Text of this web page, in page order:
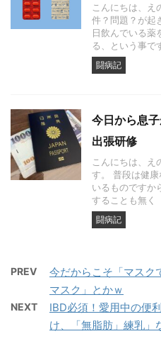
こんにちは、
件？問題？が起
日飲んでいる薬
る、という事で
闘病記
今日から息
出張研修
こんにちは、え
す。 普段は健
いるものですか
することも無
闘病記
PREV
今だからこそ「マスク
マスク」とかｗ
NEXT
IBD必須！愛用中の便
け、「無脂肪」練乳」